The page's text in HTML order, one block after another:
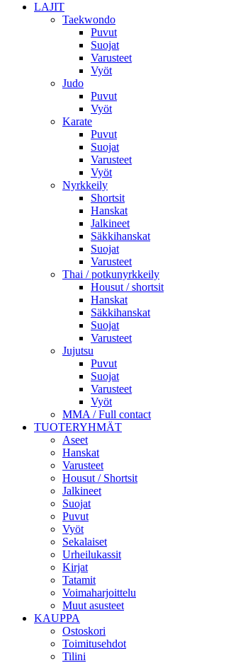
LAJIT
Taekwondo
Puvut
Suojat
Varusteet
Vyöt
Judo
Puvut
Vyöt
Karate
Puvut
Suojat
Varusteet
Vyöt
Nyrkkeily
Shortsit
Hanskat
Jalkineet
Säkkihanskat
Suojat
Varusteet
Thai / potkunyrkkeily
Housut / shortsit
Hanskat
Säkkihanskat
Suojat
Varusteet
Jujutsu
Puvut
Suojat
Varusteet
Vyöt
MMA / Full contact
TUOTERYHMÄT
Aseet
Hanskat
Varusteet
Housut / Shortsit
Jalkineet
Suojat
Puvut
Vyöt
Sekalaiset
Urheilukassit
Kirjat
Tatamit
Voimaharjoittelu
Muut asusteet
KAUPPA
Ostoskori
Toimitusehdot
Tilini